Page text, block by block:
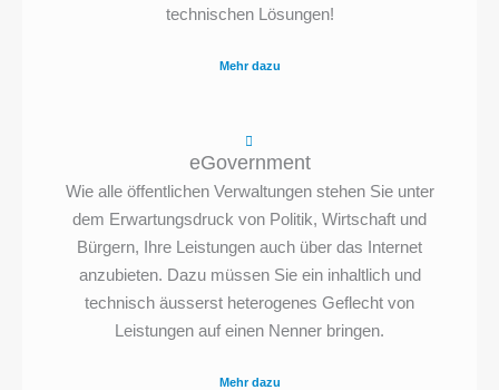
technischen Lösungen!
Mehr dazu
eGovernment
Wie alle öffentlichen Verwaltungen stehen Sie unter
dem Erwartungsdruck von Politik, Wirtschaft und
Bürgern, Ihre Leistungen auch über das Internet
anzubieten. Dazu müssen Sie ein inhaltlich und
technisch äusserst heterogenes Geflecht von
Leistungen auf einen Nenner bringen.
Mehr dazu